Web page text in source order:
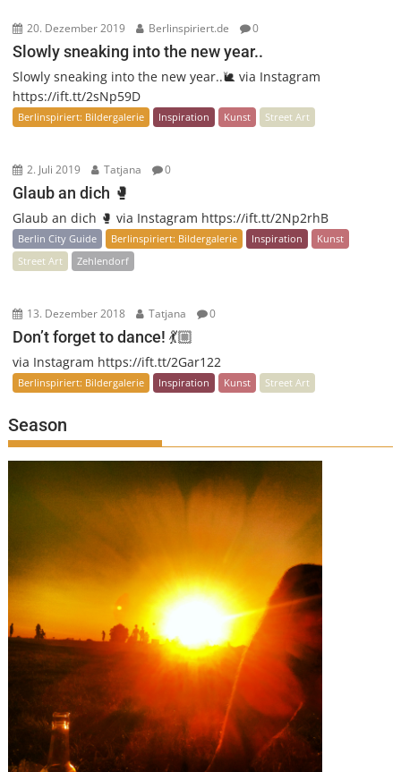
20. Dezember 2019 Berlinspiriert.de 0
Slowly sneaking into the new year..
Slowly sneaking into the new year..🐌 via Instagram
https://ift.tt/2sNp59D
Berlinspiriert: Bildergalerie Inspiration Kunst Street Art
2. Juli 2019 Tatjana 0
Glaub an dich 🥊
Glaub an dich 🥊 via Instagram https://ift.tt/2Np2rhB
Berlin City Guide Berlinspiriert: Bildergalerie Inspiration
Kunst
Street Art
Zehlendorf
13. Dezember 2018 Tatjana 0
Don’t forget to dance! 💃🏼
via Instagram https://ift.tt/2Gar122
Berlinspiriert: Bildergalerie Inspiration Kunst Street Art
Season